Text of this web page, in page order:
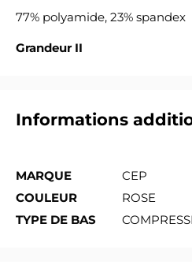
77% polyamide, 23% spandex
Grandeur II
Informations
MARQUE
CEP
COULEUR
ROSE
TYPE DE BAS